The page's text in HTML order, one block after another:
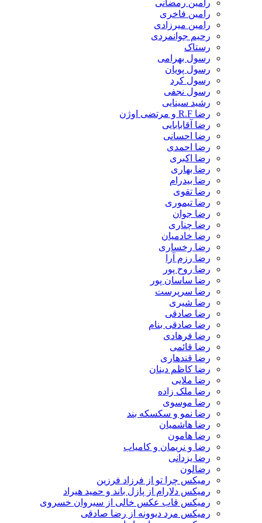
رامین رمضانی
رامین فاخری
رامین میرزادی
رحیم جوانمردی
رستاک
رسول بهرامی
رسول پویان
رسول کرد
رسول نجفی
رشید سینایی
رضا R.F و مرتضی اوژن
رضا آقابابایی
رضا احسانی
رضا احمدی
رضا اکبری
رضا بهاری
رضا بیدرام
رضا تقوی
رضا تیموری
رضا جوان
رضا چناری
رضا خادمیان
رضا رخساری
رضا رزم آرا
رضا روح پور
رضا ساسان پور
رضا سرپرست
رضا شیری
رضا صادقی
رضا صادقی بنام
رضا فرهادی
رضا قائمی
رضا قندهاری
رضا کاظم دینان
رضا ملایی
رضا ملک زاده
رضا موسوی
رضا نمو و سکسکه بند
رضا هاشمیان
رضا هامون
رضا و نریمان و کامیاب
رضا یزدانی
رضالون
رمیکس چرا تو از فرزاد فرزین
رمیکس دلارام از پازل باند و حمید هیراد
رمیکس قاب عکس خالی از سیروان خسروی
رمیکس مرد دیوونه از رضا صادقی